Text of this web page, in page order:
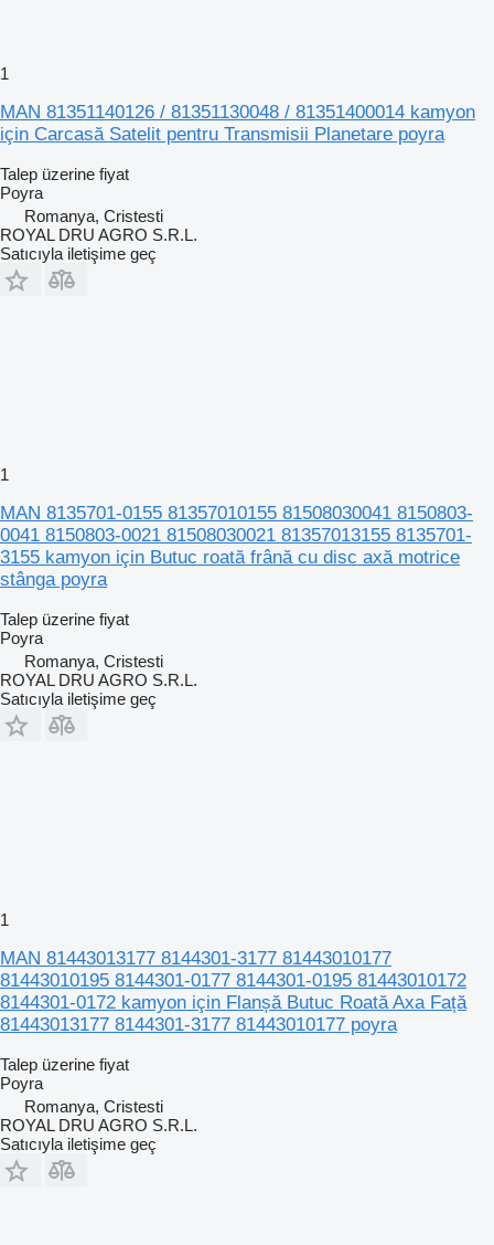
1
MAN 81351140126 / 81351130048 / 81351400014 kamyon
için Carcasă Satelit pentru Transmisii Planetare poyra
Talep üzerine fiyat
Poyra
Romanya, Cristesti
ROYAL DRU AGRO S.R.L.
Satıcıyla iletişime geç
1
MAN 8135701-0155 81357010155 81508030041 8150803-
0041 8150803-0021 81508030021 81357013155 8135701-
3155 kamyon için Butuc roată frână cu disc axă motrice
stânga poyra
Talep üzerine fiyat
Poyra
Romanya, Cristesti
ROYAL DRU AGRO S.R.L.
Satıcıyla iletişime geç
1
MAN 81443013177 8144301-3177 81443010177
81443010195 8144301-0177 8144301-0195 81443010172
8144301-0172 kamyon için Flanșă Butuc Roată Axa Față
81443013177 8144301-3177 81443010177 poyra
Talep üzerine fiyat
Poyra
Romanya, Cristesti
ROYAL DRU AGRO S.R.L.
Satıcıyla iletişime geç